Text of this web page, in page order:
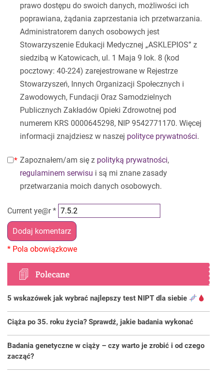
prawo dostępu do swoich danych, możliwości ich
poprawiana, żądania zaprzestania ich przetwarzania.
Administratorem danych osobowych jest
Stowarzyszenie Edukacji Medycznej „ASKLEPIOS” z
siedzibą w Katowicach, ul. 1 Maja 9 lok. 8 (kod
pocztowy: 40-224) zarejestrowane w Rejestrze
Stowarzyszeń, Innych Organizacji Społecznych i
Zawodowych, Fundacji Oraz Samodzielnych
Publicznych Zakładów Opieki Zdrowotnej pod
numerem KRS 0000645298, NIP 9542771170. Więcej
informacji znajdziesz w naszej polityce prywatności.
Zapoznałem/am się z polityką prywatności,
regulaminem serwisu i są mi znane zasady
przetwarzania moich danych osobowych.
Current ye@r*
Polecane
5 wskazówek jak wybrać najlepszy test NIPT dla siebie
Ciąża po 35. roku życia? Sprawdź, jakie badania wykonać
Badania genetyczne w ciąży – czy warto je zrobić i od czego
zacząć?